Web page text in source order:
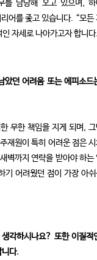
를 담당해 오고 있으며, 하
어를 좇고 있습니다. “모든
자세로 나아가고자 합니
았던 어려움 또는 에피소드
무한 책임을 지게 되며,
재원이 특히 어려운 점은
벽까지 연락을 받아야 하는
기 어려웠던 점이 가장 아
각하시나요? 또한 이질적
니다.